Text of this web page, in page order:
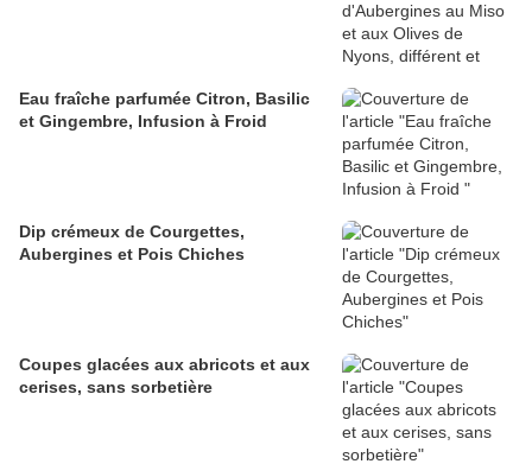
Eau fraîche parfumée Citron, Basilic
et Gingembre, Infusion à Froid
Dip crémeux de Courgettes,
Aubergines et Pois Chiches
Coupes glacées aux abricots et aux
cerises, sans sorbetière